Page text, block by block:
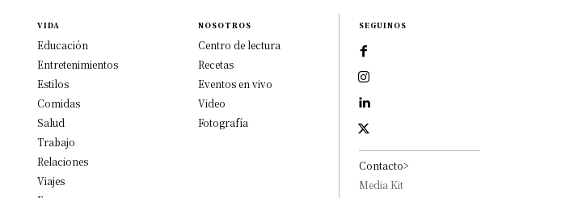
VIDA
Educación
Entretenimientos
Estilos
Comidas
Salud
Trabajo
Relaciones
Viajes
NOSOTROS
Centro de lectura
Recetas
Eventos en vivo
Video
Fotografía
SEGUINOS
Contacto>
Media Kit